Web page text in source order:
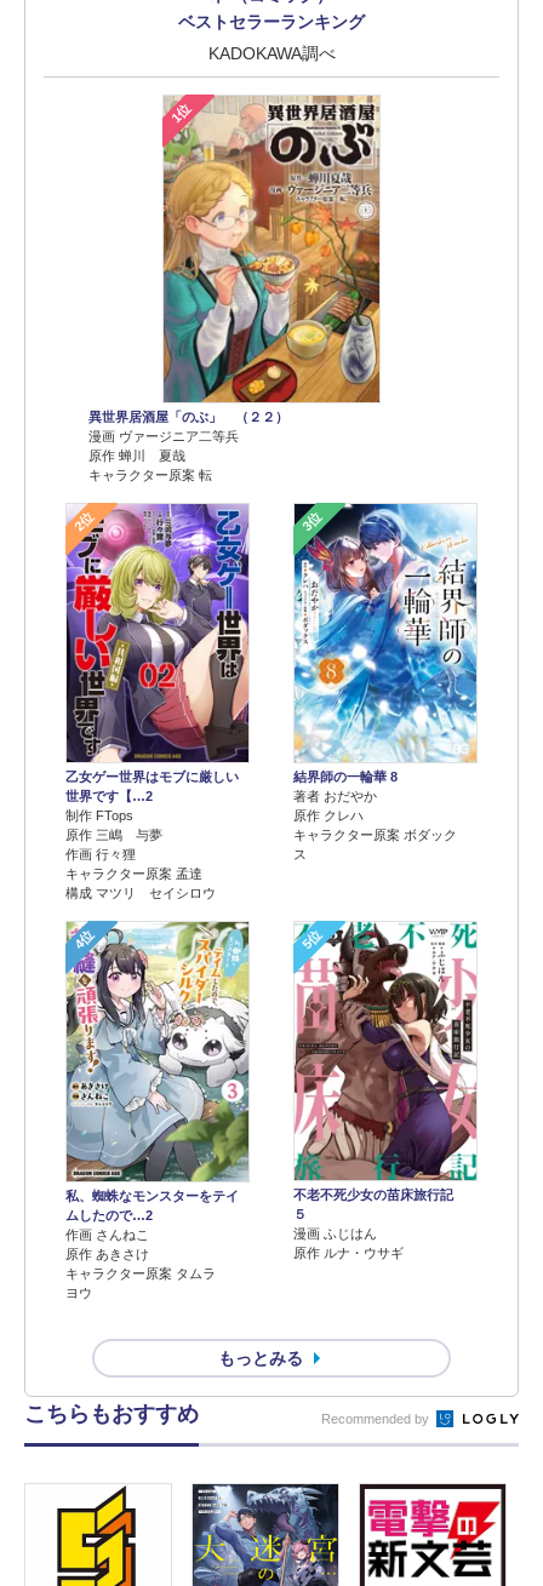
ベストセラーランキング
KADOKAWA調べ
1位
異世界居酒屋「のぶ」 （２２）
漫画 ヴァージニア二等兵
原作 蝉川 夏哉
キャラクター原案 転
2位
乙女ゲー世界はモブに厳しい
世界です【…2
制作 FTops
原作 三嶋 与夢
作画 行々狸
キャラクター原案 孟達
構成 マツリ セイシロウ
3位
結界師の一輪華 8
著者 おだやか
原作 クレハ
キャラクター原案 ボダック
ス
4位
私、蜘蛛なモンスターをテイ
ムしたので…2
作画 さんねこ
原作 あきさけ
キャラクター原案 タムラ
ヨウ
5位
不老不死少女の苗床旅行記
５
漫画 ふじはん
原作 ルナ・ウサギ
もっとみる
こちらもおすすめ Recommended by